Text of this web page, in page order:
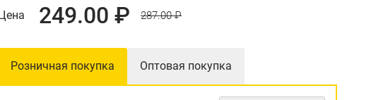
Цена 249.00 ₽ 287.00 ₽
Розничная покупка Оптовая покупка